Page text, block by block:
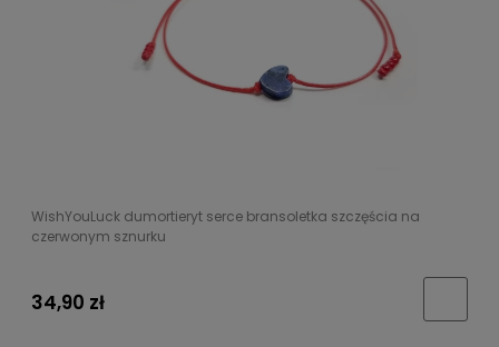
WishYouLuck dumortieryt serce bransoletka szczęścia na
czerwonym sznurku
34,90 zł